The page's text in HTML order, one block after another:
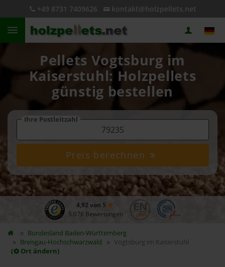
+49 8731 7409626 kontakt@holzpellets.net
Pellets Vogtsburg im
Kaiserstuhl: Holzpellets
günstig bestellen
Ihre Postleitzahl
Preis berechnen
4,92 von 5
5.076 Bewertungen
Bundesland Baden-Württemberg
Breisgau-Hochschwarzwald
Vogtsburg im Kaiserstuhl
(
Ort ändern)